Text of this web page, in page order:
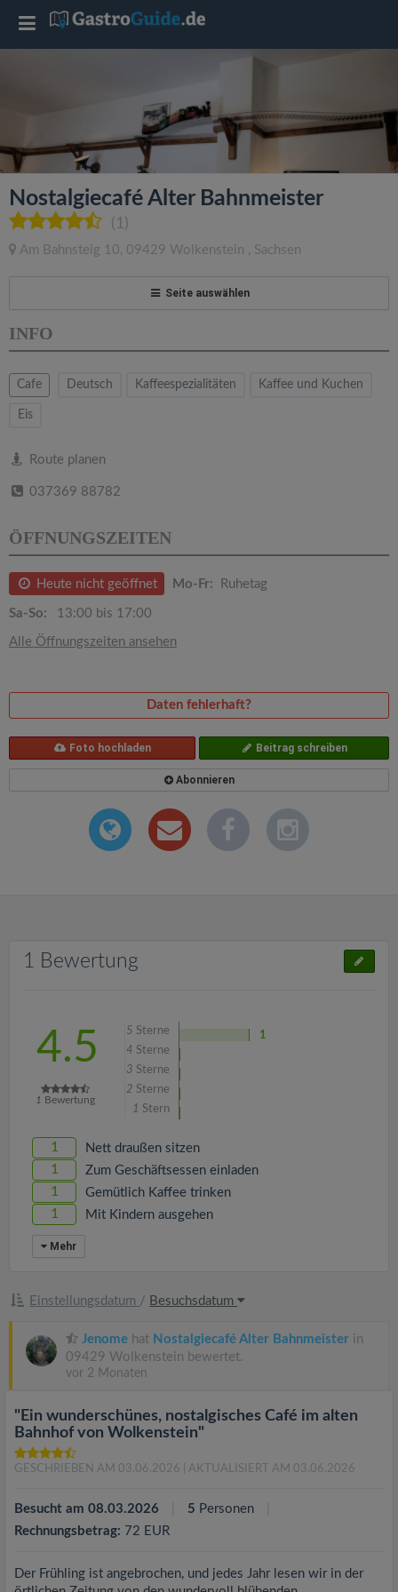
Nostalgiecafé Alter Bahnmeister
(1)
Am Bahnsteig 10, 09429 Wolkenstein , Sachsen
Seite auswählen
INFO
Cafe Deutsch Kaffeespezialitäten Kaffee und Kuchen
Eis
Route planen
037369 88782
ÖFFNUNGSZEITEN
Heute nicht geöffnet Mo-Fr: Ruhetag
Sa-So: 13:00 bis 17:00
Alle Öffnungszeiten ansehen
Daten fehlerhaft?
Foto hochladen Beitrag schreiben
Abonnieren
1 Bewertung
4.5
1 Bewertung
5 Sterne
1
4 Sterne
3 Sterne
2 Sterne
1 Stern
1 Nett draußen sitzen
1 Zum Geschäftsessen einladen
1 Gemütlich Kaffee trinken
1 Mit Kindern ausgehen
Mehr
Einstellungsdatum / Besuchsdatum
Jenome hat Nostalgiecafé Alter Bahnmeister in
09429 Wolkenstein bewertet.
vor 2 Monaten
"Ein wunderschünes, nostalgisches Café im alten
Bahnhof von Wolkenstein"
GESCHRIEBEN AM 03.06.2026 | AKTUALISIERT AM 03.06.2026
Besucht am 08.03.2026 5 Personen
Rechnungsbetrag: 72 EUR
Der Frühling ist angebrochen, und jedes Jahr lesen wir in der
T
l
e
a
v
g
a
t
i